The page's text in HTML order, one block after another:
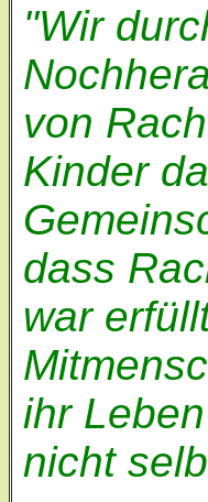
"Wir
von
Kinder
dass
war
ihr
nicht